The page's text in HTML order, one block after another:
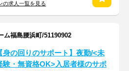
の求人一覧を見る
ム福島腰浜町/51190902
【身の回りのサポート】夜勤/<未
験・無資格OK>入居者様のサポ